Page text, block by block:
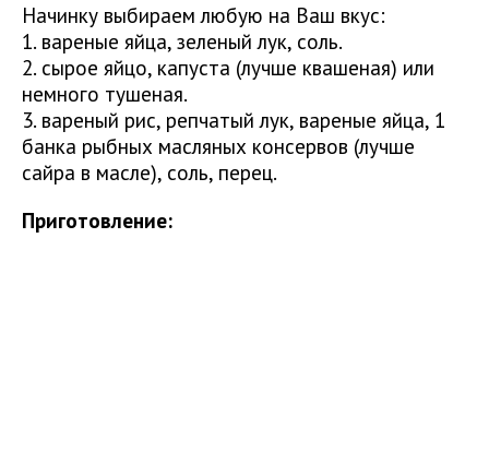
Начинку выбираем любую на Ваш вкус:
1. вареные яйца, зеленый лук, соль.
2. сырое яйцо, капуста (лучше квашеная) или
немного тушеная.
3. вареный рис, репчатый лук, вареные яйца, 1
банка рыбных масляных консервов (лучше
сайра в масле), соль, перец.
Приготовление: